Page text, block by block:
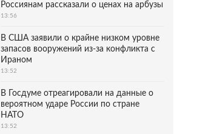
Россиянам рассказали о ценах на арбузы
13:56
В США заявили о крайне низком уровне
запасов вооружений из-за конфликта с
Ираном
13:52
В Госдуме отреагировали на данные о
вероятном ударе России по стране
НАТО
13:52